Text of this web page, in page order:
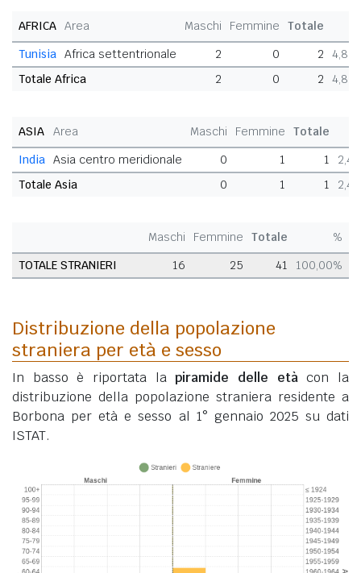
AFRICA Area Maschi Femmine Totale
Tunisia Africa settentrionale 2 0 2
Totale Africa
2 0 2
ASIA Area Maschi Femmine Totale
India Asia centro meridionale 0 1 1
Totale Asia
0 1 1
Maschi Femmine Totale
%
TOTALE STRANIERI
16 25 41 100,00%
Distribuzione della popolazione
straniera per età e sesso
In basso è riportata lapiramide delle etàcon la
distribuzione della popolazione straniera residente a
Borbona per età e sesso al 1° gennaio 2025 su dati
ISTAT.